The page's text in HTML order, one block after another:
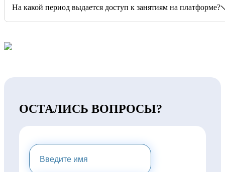
На какой период выдается доступ к занятиям на платформе?
ОСТАЛИСЬ ВОПРОСЫ?
ПРЕДОСТАВИМ ВАМ
КОНСУЛЬТАЦИЮ